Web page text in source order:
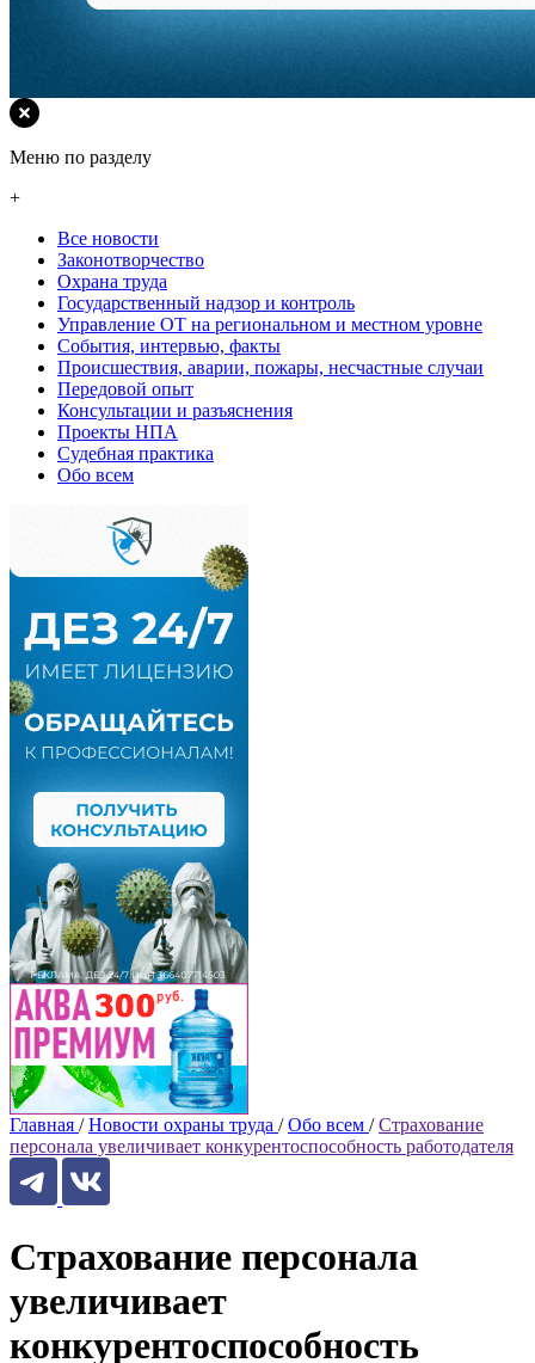
Меню по разделу
+
Все новости
Законотворчество
Охрана труда
Государственный надзор и контроль
Управление ОТ на региональном и местном уровне
События, интервью, факты
Происшествия, аварии, пожары, несчастные случаи
Передовой опыт
Консультации и разъяснения
Проекты НПА
Судебная практика
Обо всем
Главная / Новости охраны труда / Обо всем / Страхование
персонала увеличивает конкурентоспособность работодателя
Страхование персонала
увеличивает
конкурентоспособность